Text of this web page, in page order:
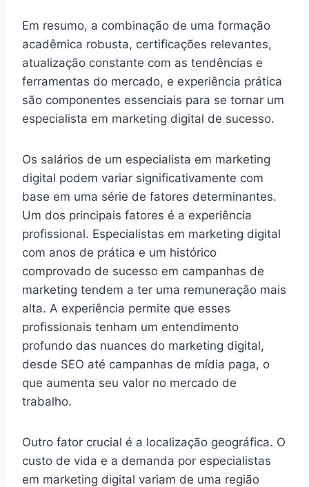
Em resumo, a combinação de uma formação
acadêmica robusta, certificações relevantes,
atualização constante com as tendências e
ferramentas do mercado, e experiência prática
são componentes essenciais para se tornar um
especialista em marketing digital de sucesso.
Os salários de um especialista em marketing
digital podem variar significativamente com
base em uma série de fatores determinantes.
Um dos principais fatores é a experiência
profissional. Especialistas em marketing digital
com anos de prática e um histórico
comprovado de sucesso em campanhas de
marketing tendem a ter uma remuneração mais
alta. A experiência permite que esses
profissionais tenham um entendimento
profundo das nuances do marketing digital,
desde SEO até campanhas de mídia paga, o
que aumenta seu valor no mercado de
trabalho.
Outro fator crucial é a localização geográfica. O
custo de vida e a demanda por especialistas
em marketing digital variam de uma região